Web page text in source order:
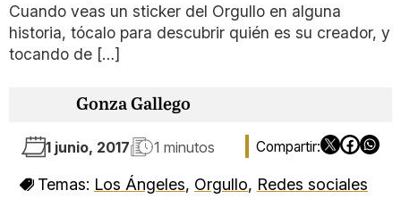
Cuando veas un sticker del Orgullo en alguna
historia, tócalo para descubrir quién es su creador, y
tocando de […]
Gonza Gallego
1 junio, 2017 1 minutos
Temas: Los Ángeles, Orgullo, Redes sociales